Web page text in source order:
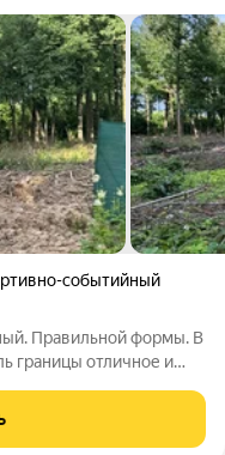
событийный
Правильной формы. В
границы отличное и
и метро